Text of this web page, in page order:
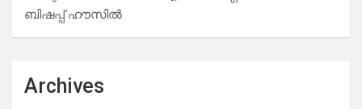
ബിഷപ്പ് ഹൗസില്‍
Archives